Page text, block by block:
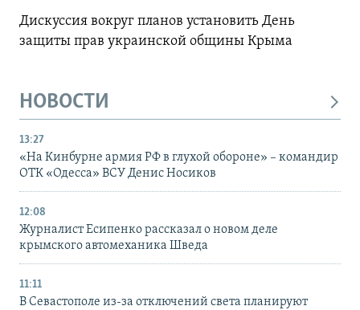
Дискуссия вокруг планов установить День
защиты прав украинской общины Крыма
НОВОСТИ
13:27
«На Кинбурне армия РФ в глухой обороне» – командир
ОТК «Одесса» ВСУ Денис Носиков
12:08
Журналист Есипенко рассказал о новом деле
крымского автомеханика Шведа
11:11
В Севастополе из-за отключений света планируют